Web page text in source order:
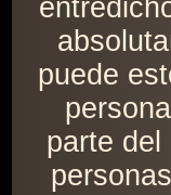
puede
parte del